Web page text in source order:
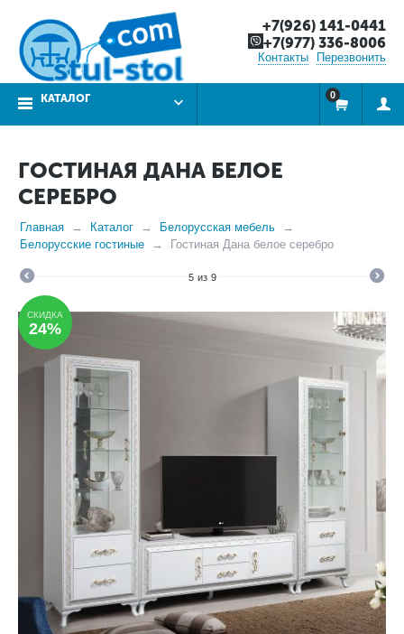
+7(926) 141-0441
+7(977) 336-8006
Контакты Перезвонить
КАТАЛОГ 0
ГОСТИНАЯ ДАНА БЕЛОЕ
СЕРЕБРО
Главная Каталог
Белорусская мебель
Белорусские гостиные
Гостиная Дана белое серебро
5 из 9
СКИДКА
24%